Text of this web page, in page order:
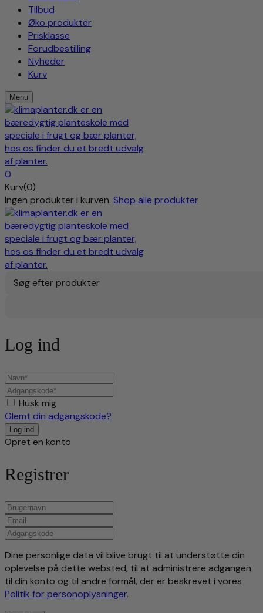
Tilbud
Øko produkter
Prisklasse
Forudbestilling
Nyheder
Kurv
Menu
0
Kurv(0)
Ingen produkter i kurven. Shop alle produkter
Søg efter produkter
Log ind
Husk mig
Glemt din adgangskode?
Opret en konto
Registrer
Dine personlige data vil blive brugt til at understøtte din
oplevelse på dette websted, til at administrere adgangen
til din konto og til andre formål, der er beskrevet i vores
Politik for personoplysninger.